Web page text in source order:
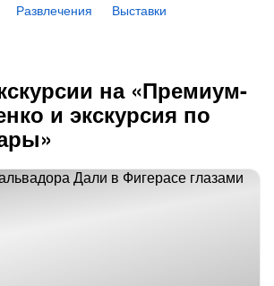
Развлечения
Выставки
на «Премиум-
и экскурсия по